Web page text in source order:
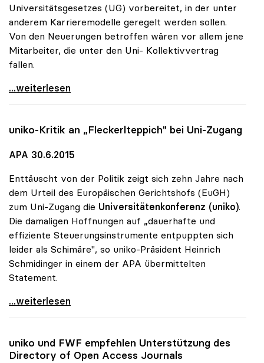
Universitätsgesetzes (UG) vorbereitet, in der unter
anderem Karrieremodelle geregelt werden sollen.
Von den Neuerungen betroffen wären vor allem jene
Mitarbeiter, die unter den Uni- Kollektivvertrag
fallen.
Unis glauben nicht an „Kündigungskultur\"
...weiterlesen
uniko-Kritik an „Fleckerlteppich" bei Uni-Zugang
APA 30.6.2015
Enttäuscht von der Politik zeigt sich zehn Jahre nach
dem Urteil des Europäischen Gerichtshofs (EuGH)
zum Uni-Zugang die Universitätenkonferenz (uniko).
Die damaligen Hoffnungen auf „dauerhafte und
effiziente Steuerungsinstrumente entpuppten sich
leider als Schimäre", so uniko-Präsident Heinrich
Schmidinger in einem der APA übermittelten
Statement.
uniko-Kritik an „Fleckerlteppich\" bei Uni-Zugang
...weiterlesen
uniko und FWF empfehlen Unterstützung des
Directory of Open Access Journals